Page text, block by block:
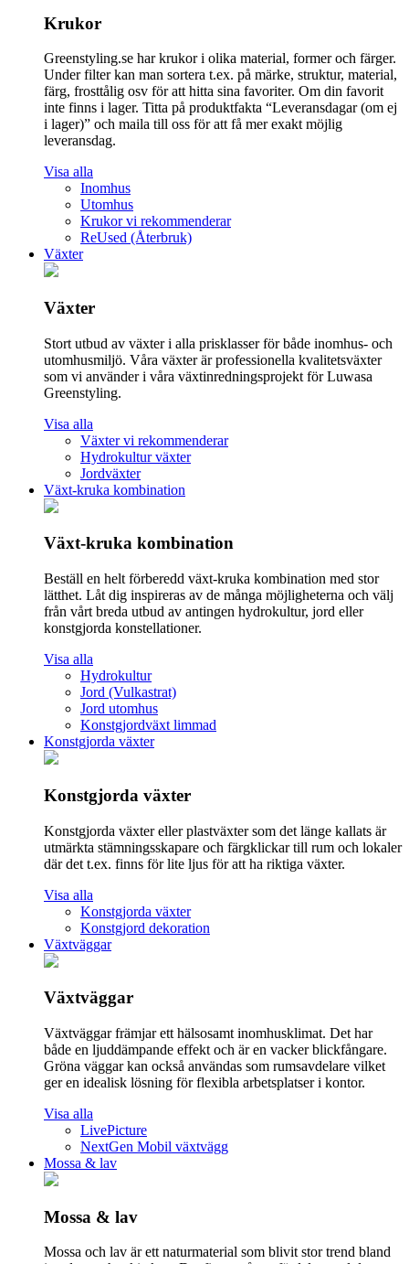
Krukor
Greenstyling.se har krukor i olika material, former och färger.
Under filter kan man sortera t.ex. på märke, struktur, material,
färg, frosttålig osv för att hitta sina favoriter. Om din favorit
inte finns i lager. Titta på produktfakta “Leveransdagar (om ej
i lager)” och maila till oss för att få mer exakt möjlig
leveransdag.
Visa alla
Inomhus
Utomhus
Krukor vi rekommenderar
ReUsed (Återbruk)
Växter
Växter
Stort utbud av växter i alla prisklasser för både inomhus- och
utomhusmiljö. Våra växter är professionella kvalitetsväxter
som vi använder i våra växtinredningsprojekt för Luwasa
Greenstyling.
Visa alla
Växter vi rekommenderar
Hydrokultur växter
Jordväxter
Växt-kruka kombination
Växt-kruka kombination
Beställ en helt förberedd växt-kruka kombination med stor
lätthet. Låt dig inspireras av de många möjligheterna och välj
från vårt breda utbud av antingen hydrokultur, jord eller
konstgjorda konstellationer.
Visa alla
Hydrokultur
Jord (Vulkastrat)
Jord utomhus
Konstgjordväxt limmad
Konstgjorda växter
Konstgjorda växter
Konstgjorda växter eller plastväxter som det länge kallats är
utmärkta stämningsskapare och färgklickar till rum och lokaler
där det t.ex. finns för lite ljus för att ha riktiga växter.
Visa alla
Konstgjorda växter
Konstgjord dekoration
Växtväggar
Växtväggar
Växtväggar främjar ett hälsosamt inomhusklimat. Det har
både en ljuddämpande effekt och är en vacker blickfångare.
Gröna väggar kan också användas som rumsavdelare vilket
ger en idealisk lösning för flexibla arbetsplatser i kontor.
Visa alla
LivePicture
NextGen Mobil växtvägg
Mossa & lav
Mossa & lav
Mossa och lav är ett naturmaterial som blivit stor trend bland